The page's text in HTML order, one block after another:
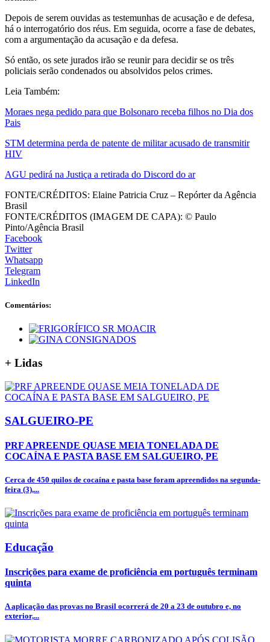
Depois de serem ouvidas as testemunhas de acusação e de defesa,
há o interrogatório dos réus. Em seguida, ocorre a fase de debates,
com a argumentação da acusação e da defesa.
Só então, os sete jurados irão se reunir para decidir se os três
policiais serão condenados ou absolvidos pelos crimes.
Leia Também:
Moraes nega pedido para que Bolsonaro receba filhos no Dia dos
Pais
STM determina perda de patente de militar acusado de transmitir
HIV
AGU pedirá na Justiça a retirada do Discord do ar
FONTE/CRÉDITOS: Elaine Patricia Cruz – Repórter da Agência
Brasil
FONTE/CRÉDITOS (IMAGEM DE CAPA): © Paulo
Pinto/Agência Brasil
Facebook
Twitter
Whatsapp
Telegram
LinkedIn
Comentários:
+ Lidas
SALGUEIRO-PE
PRF APREENDE QUASE MEIA TONELADA DE
COCAÍNA E PASTA BASE EM SALGUEIRO, PE
Cerca de 450 quilos de cocaína e pasta base foram apreendidos na segunda-
feira (3),...
Educação
Inscrições para exame de proficiência em português terminam
quinta
A aplicação das provas no Brasil ocorrerá de 20 a 23 de outubro e, no
exterior,...